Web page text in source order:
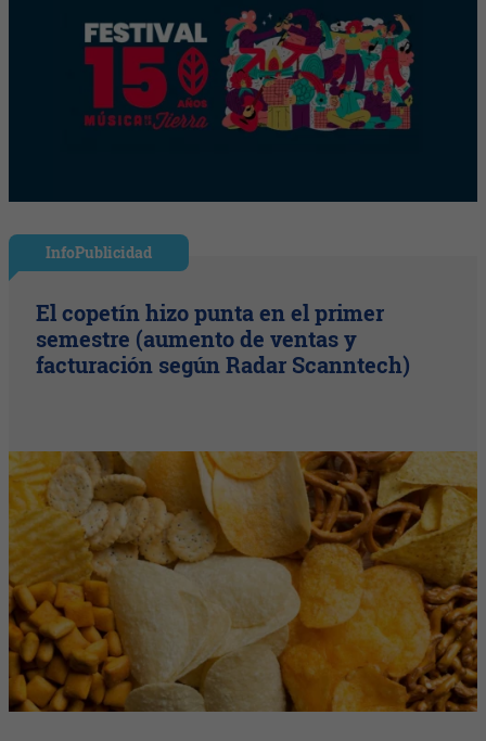
InfoPublicidad
El copetín hizo punta en el primer
semestre (aumento de ventas y
facturación según Radar Scanntech)